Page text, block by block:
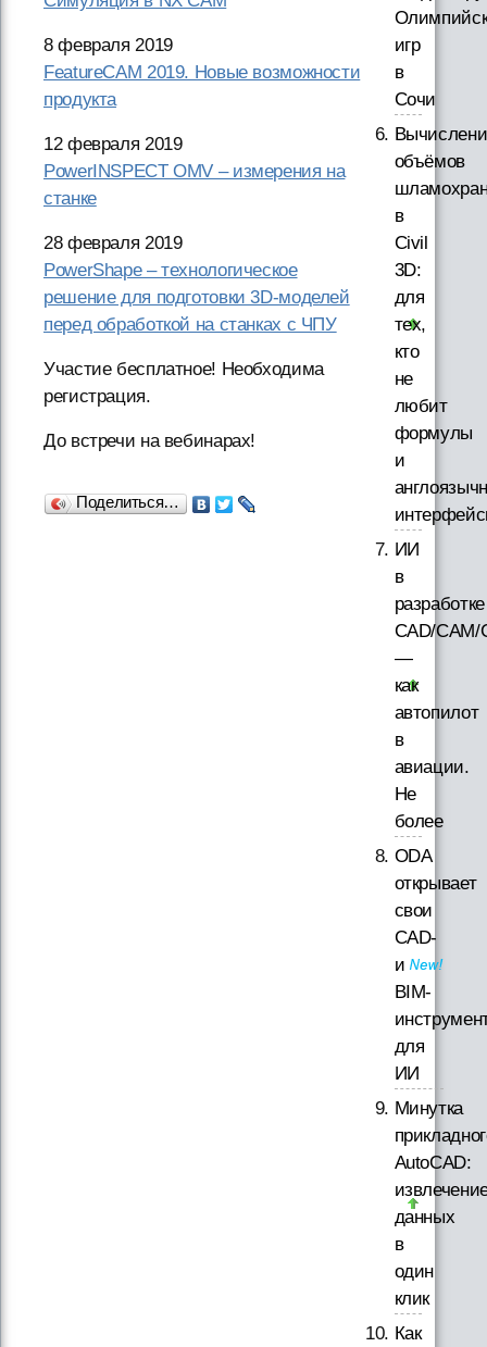
8 февраля 2019
FeatureCAM 2019. Новые возможности
продукта
12 февраля 2019
PowerINSPECT OMV – измерения на
станке
28 февраля 2019
PowerShape – технологическое
решение для подготовки 3D-моделей
перед обработкой на станках с ЧПУ
Участие бесплатное! Необходима
регистрация.
До встречи на вебинарах!
Поделиться…
игр
в
Сочи
объёмов
в
Civil
3D:
для
тех,
кто
не
любит
формулы
и
ИИ
в
разработке
CAD/CAM/
—
как
автопилот
в
авиации.
Не
более
ODA
открывает
свои
CAD-
и
BIM-
для
ИИ
Минутка
AutoCAD:
данных
в
один
клик
Как